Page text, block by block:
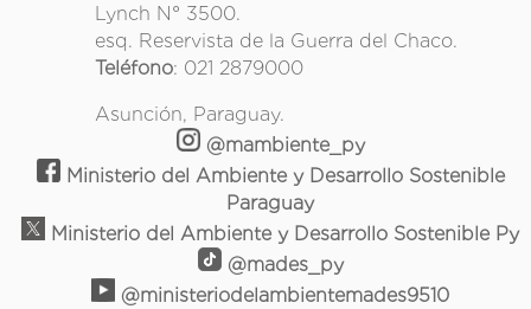
Lynch N° 3500.
esq. Reservista de la Guerra del Chaco.
Teléfono: 021 2879000
Asunción, Paraguay.
@mambiente_py
Ministerio del Ambiente y Desarrollo Sostenible
Paraguay
Ministerio del Ambiente y Desarrollo Sostenible Py
@mades_py
@ministeriodelambientemades9510